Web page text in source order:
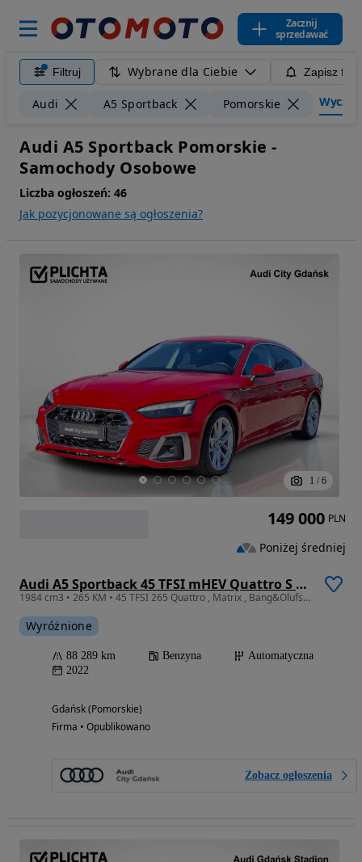
Zacznij
sprzedawać
Filtruj Wybrane dla Ciebie Zapisz
Audi A5 Sportback Pomorskie
Audi A5 Sportback Pomorskie -
Samochody Osobowe
Liczba ogłoszeń: 46
Jak pozycjonowane są ogłoszenia?
1 / 6
Audi A5 Sportback 45 TFSI mHEV Quattro S Line S tronic
1984 cm3 • 265 KM • 45 TFSI 265 Quattro , Matrix , Bang&Olufsen , Kamery 360 , ACC
Wyróżnione
88 289 km Benzyna
Automatyczna
2022
Gdańsk (Pomorskie)
Firma • Opublikowano
Zobacz ogłoszenia
149 000 PLN
Poniżej średniej